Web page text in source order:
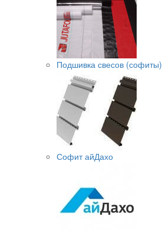
Подшивка свесов (софиты)
Софит айДахо